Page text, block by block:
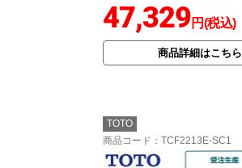
47,329円(税込)
商品詳細はこちら
TOTO
商品コード ：TCF2213E-SC1